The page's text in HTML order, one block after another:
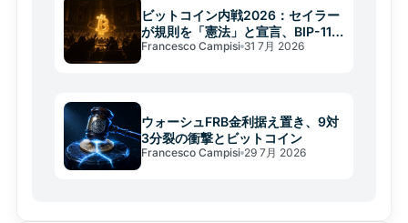
ビットコイン内戦2026：セイラー
が規則を「憲法」と宣言、BIP-110
が焦点
Francesco Campisi 31 7月 2026
ウォーシュFRB金利据え置き、9対
3分裂の衝撃とビットコイン
Francesco Campisi 29 7月 2026